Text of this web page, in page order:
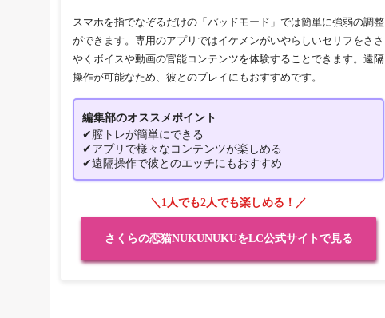
スマホを指でなぞるだけの「パッドモード」では簡単に強弱の調整
ができます。専用のアプリではイケメンがいやらしいセリフをささ
やくボイスや動画の官能コンテンツを体験することできます。遠隔
操作が可能なため、彼とのプレイにもおすすめです。
編集部のオススメポイント
✔膣トレが簡単にできる
✔アプリで様々なコンテンツが楽しめる
✔遠隔操作で彼とのエッチにもおすすめ
＼1人でも2人でも楽しめる！／
さくらの恋猫NUKUNUKUをLC公式サイトで見る